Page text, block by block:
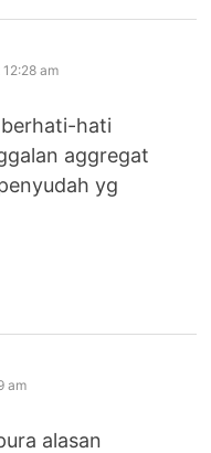
am
hati
aggregat
yg
am
alasan